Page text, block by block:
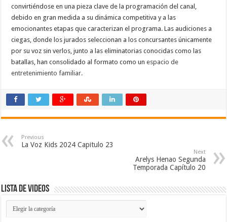
convirtiéndose en una pieza clave de la programación del canal,
debido en gran medida a su dinámica competitiva y a las
emocionantes etapas que caracterizan el programa. Las audiciones a
ciegas, donde los jurados seleccionan a los concursantes únicamente
por su voz sin verlos, junto a las eliminatorias conocidas como las
batallas, han consolidado al formato como unespacio de
entretenimiento familiar.
Previous
La Voz Kids 2024 Capitulo 23
Next
Arelys Henao Segunda
Temporada Capítulo 20
Lista de Videos
Lista
de
Videos